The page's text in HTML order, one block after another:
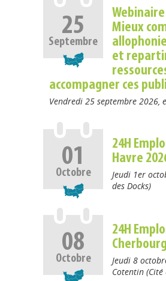
25
Septembre
Mieux
et
accompagner ces
Vendredi 25 septembre 2026,
01
Octobre
24H
Havre
Jeudi 1er
des Docks)
08
Octobre
24H
Cherbourg
Jeudi 8
Cotentin